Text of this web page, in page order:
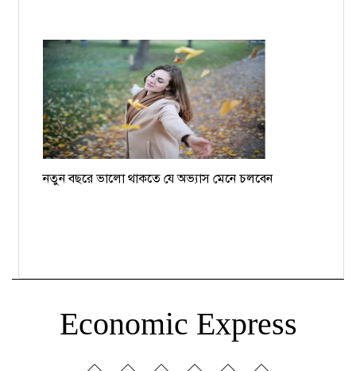
নতুন বছরে ভালো থাকতে যে অভ্যাস মেনে চলবেন
Economic Express